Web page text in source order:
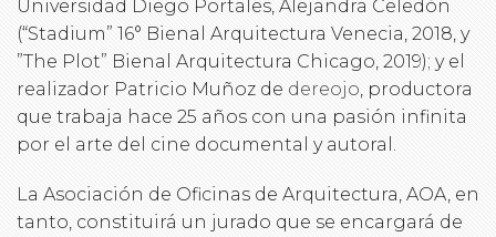
Universidad Diego Portales, Alejandra Celedón
(“Stadium” 16° Bienal Arquitectura Venecia, 2018, y
”The Plot” Bienal Arquitectura Chicago, 2019); y el
realizador Patricio Muñoz de dereojo, productora
que trabaja hace 25 años con una pasión infinita
por el arte del cine documental y autoral.
La Asociación de Oficinas de Arquitectura, AOA, en
tanto, constituirá un jurado que se encargará de